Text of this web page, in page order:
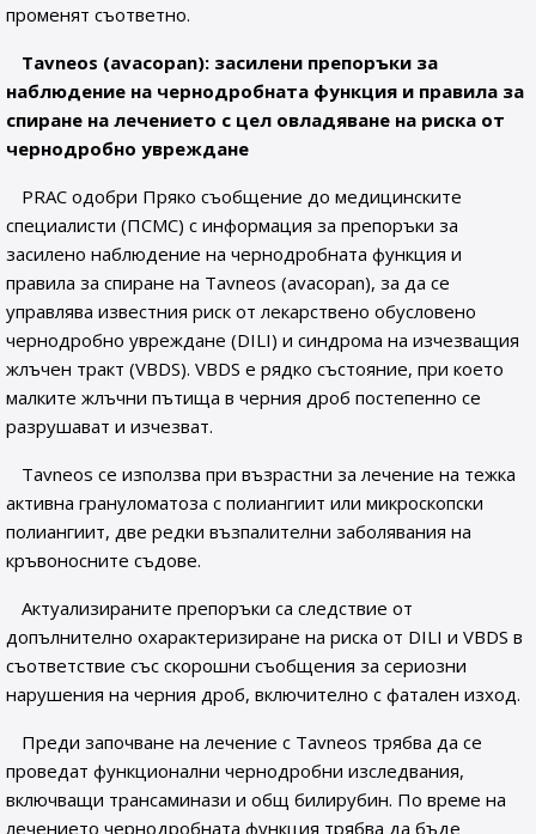
променят съответно.
Tavneos (avacopan): засилени препоръки за
наблюдение на чернодробната функция и правила за
спиране на лечението с цел овладяване на риска от
чернодробно увреждане
PRAC одобри Пряко съобщение до медицинските
специалисти (ПСМС) с информация за препоръки за
засилено наблюдение на чернодробната функция и
правила за спиране на Tavneos (avacopan), за да се
управлява известния риск от лекарствено обусловено
чернодробно увреждане (DILI) и синдрома на изчезващия
жлъчен тракт (VBDS). VBDS е рядко състояние, при което
малките жлъчни пътища в черния дроб постепенно се
разрушават и изчезват.
Tavneos се използва при възрастни за лечение на тежка
активна грануломатоза с полиангиит или микроскопски
полиангиит, две редки възпалителни заболявания на
кръвоносните съдове.
Актуализираните препоръки са следствие от
допълнително охарактеризиране на риска от DILI и VBDS в
съответствие със скорошни съобщения за сериозни
нарушения на черния дроб, включително с фатален изход.
Преди започване на лечение с Tavneos трябва да се
проведат функционални чернодробни изследвания,
включващи трансаминази и общ билирубин. По време на
лечението чернодробната функция трябва да бъде